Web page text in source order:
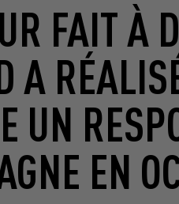
FAIT À
A
UN
EN